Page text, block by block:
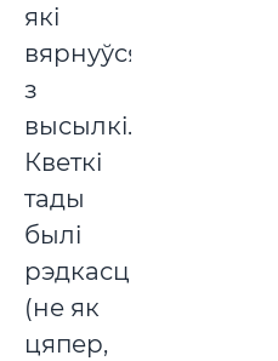
які
вярнуўся
з
высылкі.
Кветкі
тады
былі
рэдкасцю
(не як
цяпер,